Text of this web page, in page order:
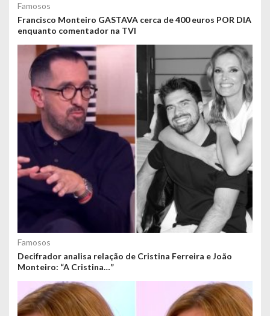
Famosos
Francisco Monteiro GASTAVA cerca de 400 euros POR DIA
enquanto comentador na TVI
Famosos
Decifrador analisa relação de Cristina Ferreira e João
Monteiro: “A Cristina…”